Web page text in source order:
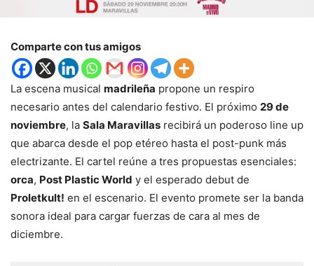
Comparte con tus amigos
La escena musical madrileña propone un respiro
necesario antes del calendario festivo. El próximo 29 de
noviembre, la Sala Maravillas recibirá un poderoso line up
que abarca desde el pop etéreo hasta el post-punk más
electrizante. El cartel reúne a tres propuestas esenciales:
orca, Post Plastic World y el esperado debut de
Proletkult! en el escenario. El evento promete ser la banda
sonora ideal para cargar fuerzas de cara al mes de
diciembre.